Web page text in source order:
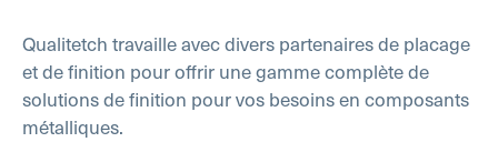
Qualitetch travaille avec divers partenaires de placage
et de finition pour offrir une gamme complète de
solutions de finition pour vos besoins en composants
métalliques.